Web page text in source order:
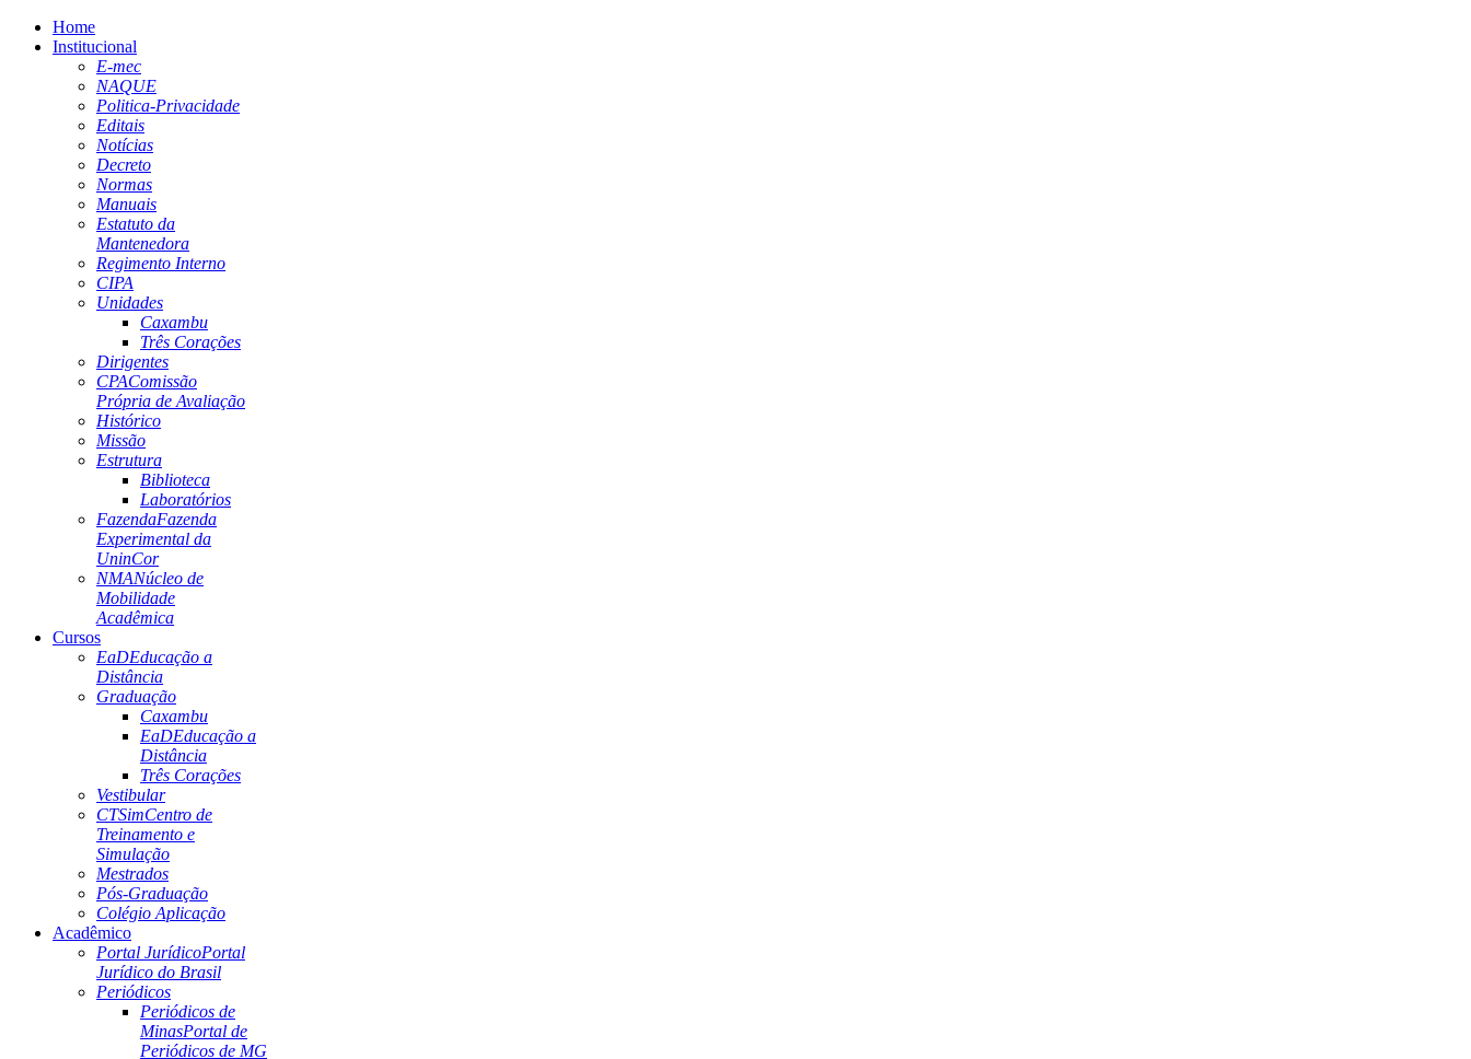
Home
Institucional
E-mec
NAQUE
Politica-Privacidade
Editais
Notícias
Decreto
Normas
Manuais
Estatuto da
Mantenedora
Regimento Interno
CIPA
Unidades
Caxambu
Três Corações
Dirigentes
CPAComissão
Própria de Avaliação
Histórico
Missão
Estrutura
Biblioteca
Laboratórios
FazendaFazenda
Experimental da
UninCor
NMANúcleo de
Mobilidade
Acadêmica
Cursos
EaDEducação a
Distância
Graduação
Caxambu
EaDEducação a
Distância
Três Corações
Vestibular
CTSimCentro de
Treinamento e
Simulação
Mestrados
Pós-Graduação
Colégio Aplicação
Acadêmico
Portal JurídicoPortal
Jurídico do Brasil
Periódicos
Periódicos de
MinasPortal de
Periódicos de MG